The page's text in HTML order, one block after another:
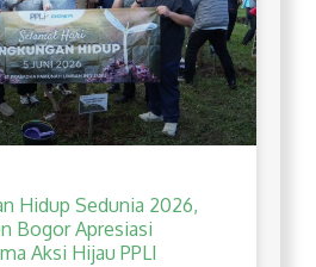
Hidup Sedunia 2026,
Bogor Apresiasi
Aksi Hijau PPLI